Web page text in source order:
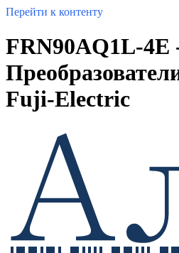
Перейти к контенту
FRN90AQ1L-4E
Fuji-Electric